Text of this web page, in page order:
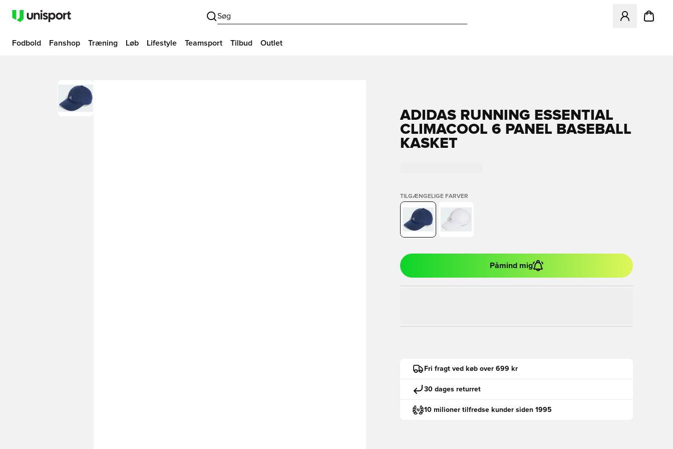
Søg
Åbner en
Fodbold Fanshop Træning Løb Lifestyle Teamsport Tilbud Outlet
ADIDAS RUNNING ESSENTIAL
CLIMACOOL 6 PANEL BASEBALL
KASKET
TILGÆNGELIGE FARVER
Påmind mig
Fri fragt ved køb over 699 kr
30 dages returret
10 milioner tilfredse kunder siden 1995